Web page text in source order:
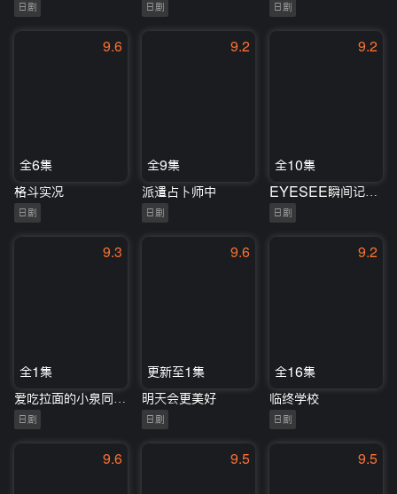
日剧 日剧 日剧
9.6
全6集
格斗实况
日剧
9.2
全9集
派遣占卜师中
日剧
9.2
全10集
EYESEE瞬间记忆搜查柊班
日剧
9.3
全1集
日剧
9.6
更新至1集
明天会更美好
日剧
9.2
全16集
临终学校
日剧
9.6 9.5 9.5